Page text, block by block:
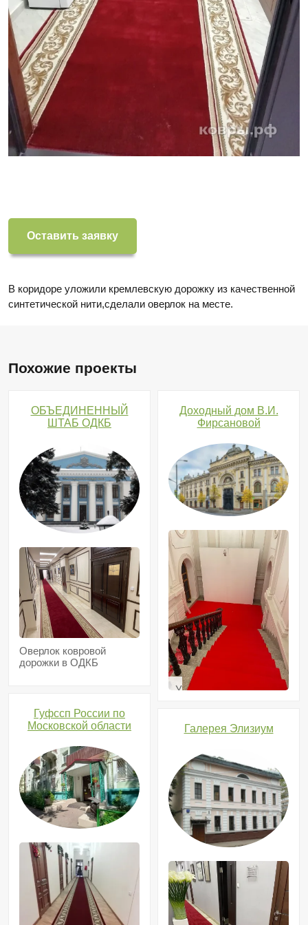
Оставить заявку
В коридоре уложили кремлевскую дорожку из качественной
синтетической нити,сделали оверлок на месте.
Похожие проекты
ОБЪЕДИНЕННЫЙ
ШТАБ ОДКБ
Оверлок ковровой
дорожки в ОДКБ
Гуфссп России по
Московской области
Музее
истории
МГМСУ
имени
А.
И.
Евдокимова
Доходный дом В.И.
Фирсановой
Укладка
Доходном
доме
Фирсановой
Галерея Элизиум